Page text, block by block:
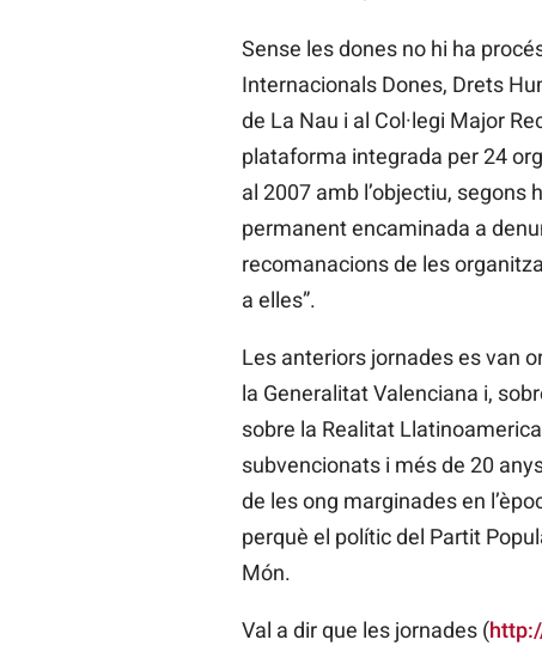
Sense les dones no hi ha
Internacionals Dones, Drets
de La Nau i al Col·legi Major
plataforma integrada per 24
al 2007 amb l’objectiu, segons
permanent encaminada a
recomanacions de les
a elles”.
Les anteriors jornades es van
la Generalitat Valenciana i,
sobre la Realitat
subvencionats i més de 20
de les ong marginades en
perquè el polític del Partit
Món.
Val a dir que les jornades (